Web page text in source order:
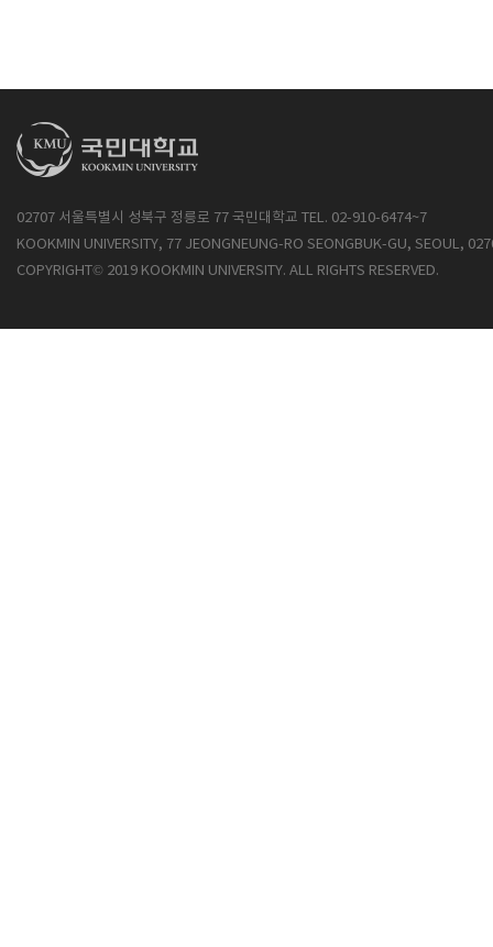
02707 서울특별시 성북구 정릉로 77 국민대학교 TEL. 02-910-6474~7
KOOKMIN UNIVERSITY, 77 JEONGNEUNG-RO SEONGBUK-GU, SEOUL,
COPYRIGHT© 2019 KOOKMIN UNIVERSITY. ALL RIGHTS RESERVED.